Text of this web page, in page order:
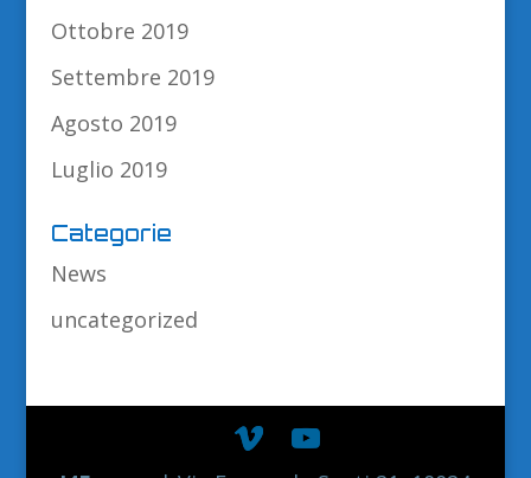
Ottobre 2019
Settembre 2019
Agosto 2019
Luglio 2019
Categorie
News
uncategorized